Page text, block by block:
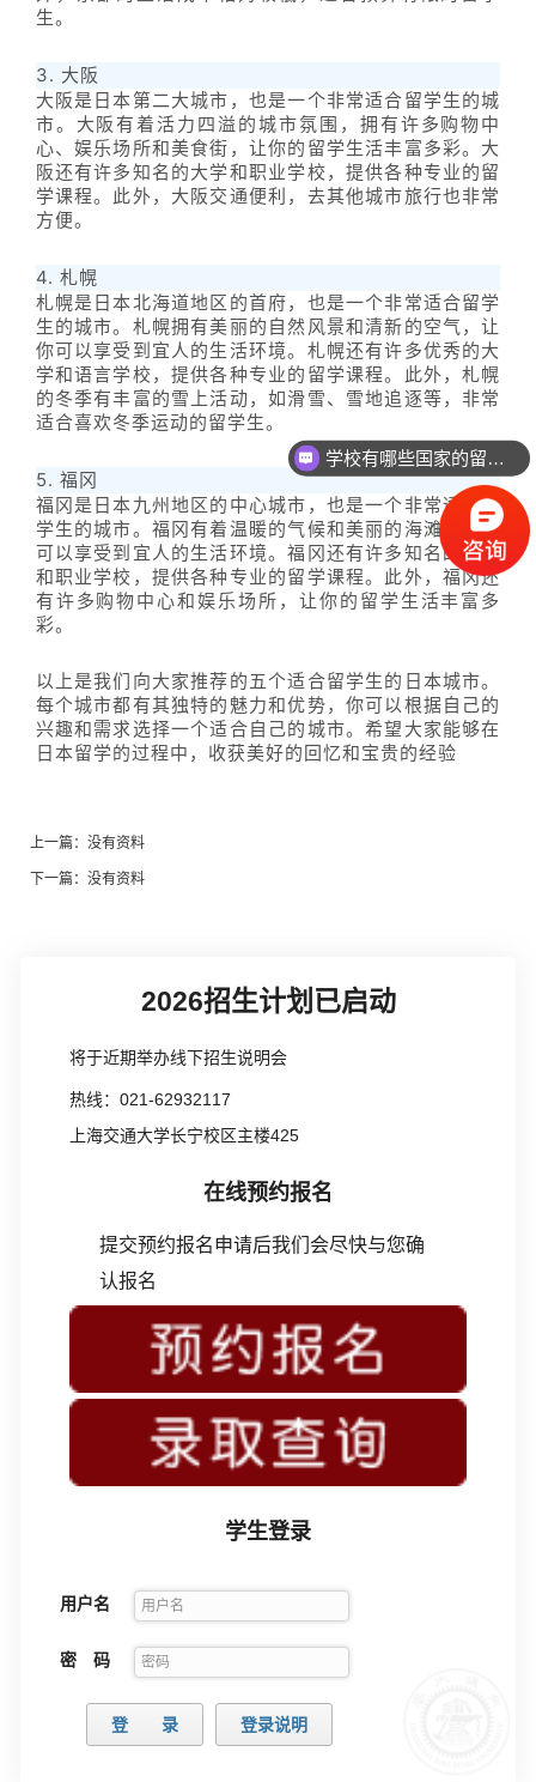
生。
3. 大阪
大阪是日本第二大城市，也是一个非常适合留学生的城
市。大阪有着活力四溢的城市氛围，拥有许多购物中
心、娱乐场所和美食街，让你的留学生活丰富多彩。大
阪还有许多知名的大学和职业学校，提供各种专业的留
学课程。此外，大阪交通便利，去其他城市旅行也非常
方便。
4. 札幌
札幌是日本北海道地区的首府，也是一个非常适合留学
生的城市。札幌拥有美丽的自然风景和清新的空气，让
你可以享受到宜人的生活环境。札幌还有许多优秀的大
学和语言学校，提供各种专业的留学课程。此外，札幌
的冬季有丰富的雪上活动，如滑雪、雪地追逐等，非常
适合喜欢冬季运动的留学生。
5. 福冈
福冈是日本九州地区的中心城市，也是一个非常适合留
学生的城市。福冈有着温暖的气候和美丽的海滩，让你
可以享受到宜人的生活环境。福冈还有许多知名的大学
和职业学校，提供各种专业的留学课程。此外，福冈还
有许多购物中心和娱乐场所，让你的留学生活丰富多
彩。
以上是我们向大家推荐的五个适合留学生的日本城市。
每个城市都有其独特的魅力和优势，你可以根据自己的
兴趣和需求选择一个适合自己的城市。希望大家能够在
日本留学的过程中，收获美好的回忆和宝贵的经验
上一篇：没有资料
下一篇：没有资料
2026招生计划已启动
将于近期举办线下招生说明会
热线：021-62932117
上海交通大学长宁校区主楼425
在线预约报名
提交预约报名申请后我们会尽快与您确
认报名
学生登录
用户名
密 码
学校有哪些国家的留学项目？